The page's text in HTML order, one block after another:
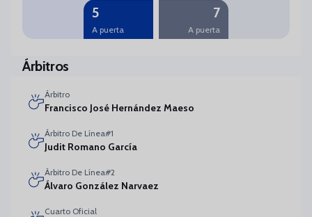
5
A puerta
7
A puerta
Árbitros
Árbitro
Francisco José Hernández Maeso
Árbitro De Línea#1
Judit Romano García
Árbitro De Línea#2
Álvaro González Narvaez
Cuarto Oficial